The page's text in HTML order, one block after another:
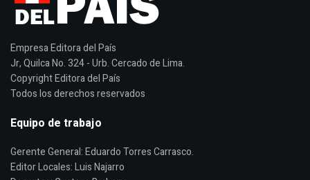
Empresa Editora del País
Jr, Quilca No. 324 - Urb. Cercado de Lima.
Copyright Editora del País
Todos los derechos reservados
Equipo de trabajo
Gerente General: Eduardo Torres Carrasco.
Editor Locales: Luis Najarro